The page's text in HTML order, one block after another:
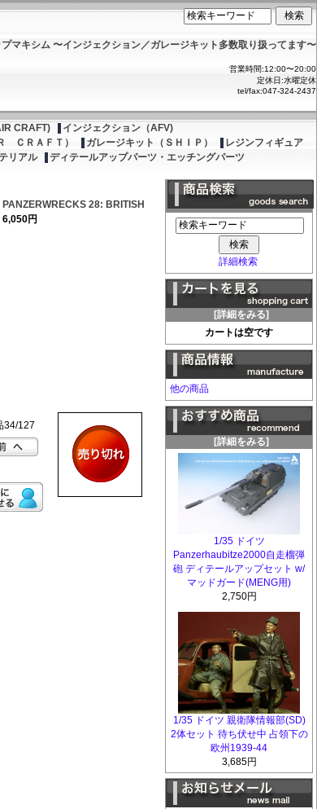
マキシム 〜インジェクション／ガレージキット多数取り扱ってます〜
営業時間:12:00〜20:00
定休日:水曜定休
tel/fax:047-324-2437
CRAFT)
インジェクション（AFV)
ＣＲＡＦＴ） ガレージキット（ＳＨＩＰ）
レジンフィギュア
リアル ディテールアップパーツ・エッチングパーツ
PANZERWRECKS 28: BRITISH
6,050円
34/127
詳細検索
[詳細をみる]
カートは空です
他の商品
[詳細をみる]
1/35 ドイツ
Panzerhaubitze2000自走榴弾
砲 ディテールアップセット w/
マッドガード(MENG用)
2,750円
1/35 ドイツ 親衛隊情報部(SD)
2体セット 待ち伏せ中 占領下の
欧州1939-44
3,685円